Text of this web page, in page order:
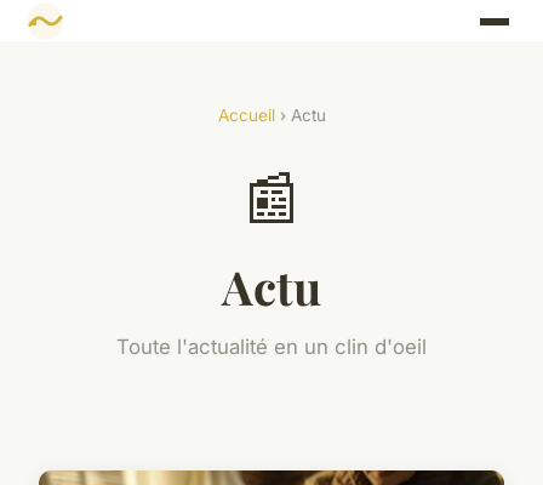
Accueil› Actu
📰
Actu
Toute l'actualité en un clin d'oeil